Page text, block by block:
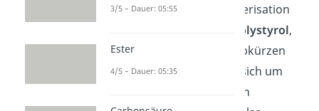
Durch radikalische Polymerisation
Polystyrol,
welches du auch mit PS abkürzen
kannst. Dabei handelt es sich um
. Durch
3/5 – Dauer: 05:55
Ester
4/5 – Dauer: 05:35